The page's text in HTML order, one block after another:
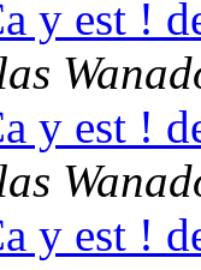
y est !
y est !
y est !